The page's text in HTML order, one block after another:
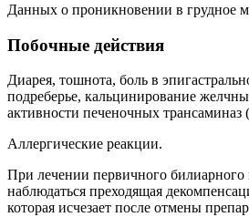
Данных о проникновении в грудное
Побочные действия
Диарея, тошнота, боль в
подреберье, кальцинирование
активности печеночных
Аллергические реакции.
При лечении первичного билиарного
наблюдаться преходящая
которая исчезает после отмены